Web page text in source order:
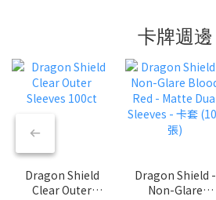
卡牌週邊
Dragon Shield
Clear Outer
Dragon Shield -
Non-Glare